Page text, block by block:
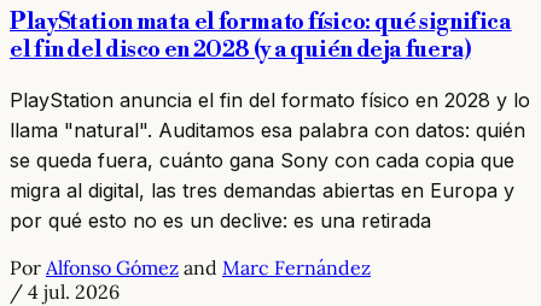
PlayStation mata el formato físico: qué significa
el fin del disco en 2028 (y a quién deja fuera)
PlayStation anuncia el fin del formato físico en 2028 y lo
llama "natural". Auditamos esa palabra con datos: quién
se queda fuera, cuánto gana Sony con cada copia que
migra al digital, las tres demandas abiertas en Europa y
por qué esto no es un declive: es una retirada
Por Alfonso Gómez and Marc Fernández
/ 4 jul. 2026